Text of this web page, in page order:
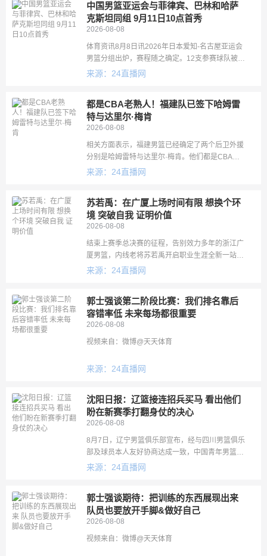
中国男篮亚运会与菲律宾、巴林和哈萨
克斯坦同组 9月11日10点首秀
2026-08-08
体育资讯8月8日讯2026年日本爱知-名古屋亚运会
男篮分组出炉，赛程随之确定。12支参赛球队被分
成三组，中国男篮身处C组，同组对手包括菲律
来源：24直播网
都是CBA老熟人！福建队已签下哈姆雷
特与达里尔·梅肯
2026-08-08
相关方面表示，福建男篮已经确定了两个后卫外援
分别是哈姆雷特与达里尔·梅肯。他们都是CBA老
熟人。内线外援仍然在确认中。此前，福建队已经
来源：24直播网
苏若禹：在广厦上场时间有限 想换个环
境 突破自我 证明价值
2026-08-08
结束上赛季总决赛的征程，告别效力多年的浙江广
厦男篮，内线老将苏若禹开启职业生涯全新一站，
正式加盟福建SBS浔兴男篮。来到晋江已有近三个
来源：24直播网
郭士强谈第二阶段比赛：我们排名靠后
容错率低 未来每场都很重要
2026-08-08
视频来自：微博@天天体育
来源：24直播网
沈阳日报：辽篮接连招兵买马 看出他们
盼在新赛季打翻身仗的决心
2026-08-08
8月7日，辽宁男篮俱乐部宣布，经与四川男篮俱乐
部及球员本人友好协商达成一致，中国青年男篮前
队长段睿骐加盟球队，双方签约4年，合同为B类。
来源：24直播网
郭士强谈期待：把训练的东西展现出来
队员也要放开手脚&做好自己
2026-08-08
视频来自：微博@天天体育